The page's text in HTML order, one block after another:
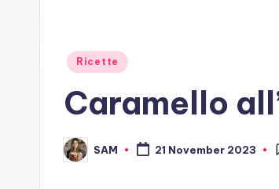
Posted
Ricette
Caramello
Posted
by
SAM 21 November 2023